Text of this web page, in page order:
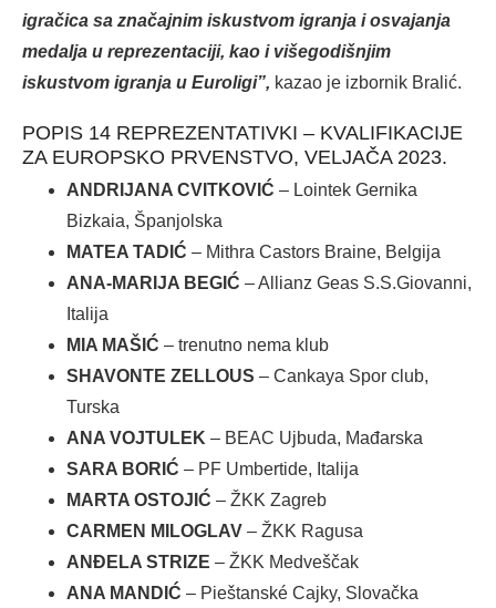
igračica sa značajnim iskustvom igranja i osvajanja
medalja u reprezentaciji, kao i višegodišnjim
iskustvom igranja u Euroligi”, kazao je izbornik Bralić.
POPIS 14 REPREZENTATIVKI – KVALIFIKACIJE
ZA EUROPSKO PRVENSTVO, VELJAČA 2023.
ANDRIJANA CVITKOVIĆ – Lointek Gernika
Bizkaia, Španjolska
MATEA TADIĆ – Mithra Castors Braine, Belgija
ANA-MARIJA BEGIĆ – Allianz Geas S.S.Giovanni,
Italija
MIA MAŠIĆ – trenutno nema klub
SHAVONTE ZELLOUS – Cankaya Spor club,
Turska
ANA VOJTULEK – BEAC Ujbuda, Mađarska
SARA BORIĆ – PF Umbertide, Italija
MARTA OSTOJIĆ – ŽKK Zagreb
CARMEN MILOGLAV – ŽKK Ragusa
ANĐELA STRIZE – ŽKK Medveščak
ANA MANDIĆ – Pieštanské Cajky, Slovačka